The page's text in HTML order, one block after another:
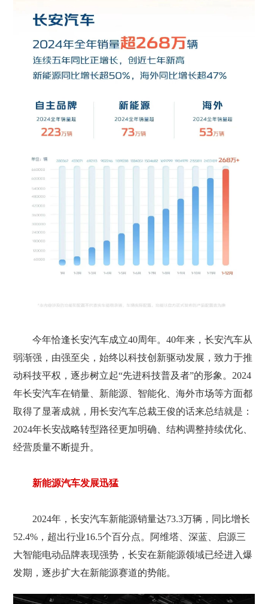
今年恰逢长安汽车成立40周年。40年来，长安汽车从
弱渐强，由强至尖，始终以科技创新驱动发展，致力于推
动科技平权，逐步树立起“先进科技普及者”的形象。2024
年长安汽车在销量、新能源、智能化、海外市场等方面都
取得了显著成就，用长安汽车总裁王俊的话来总结就是：
2024年长安战略转型路径更加明确、结构调整持续优化、
经营质量不断提升。
新能源汽车发展迅猛
2024年，长安汽车新能源销量达73.3万辆，同比增长
52.4%，超出行业16.5个百分点。阿维塔、深蓝、启源三
大智能电动品牌表现强势，长安在新能源领域已经进入爆
发期，逐步扩大在新能源赛道的势能。